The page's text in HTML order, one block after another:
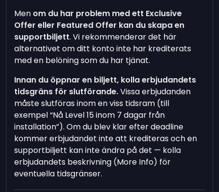
Men om du har problem med ett Exclusive
Offer eller Featured Offer kan du skapa en
supportbiljett. Vi rekommenderar det här
alternativet om ditt konto inte har krediterats
med en belöning som du har tjänat.
Innan du öppnar en biljett, kolla erbjudandets
tidsgräns för slutförande.Vissa erbjudanden
måste slutföras inom en viss tidsram (till
exempel “Nå Level 15 inom 7 dagar från
installation”). Om du blev klar efter deadline
kommer erbjudandet inte att krediteras och en
supportbiljett kan inte ändra på det — kolla
erbjudandets beskrivning (More Info) för
eventuella tidsgränser.